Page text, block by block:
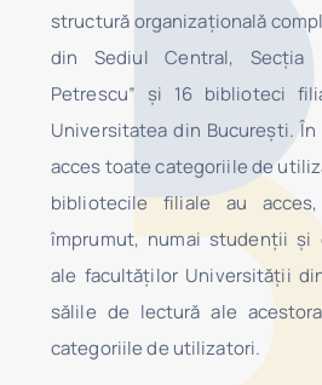
structură organizaţională
din Sediul Central, Secţia
Petrescu” şi 16 biblioteci
Universitatea din Bucureşti.
acces toate categoriile de
bibliotecile filiale au
împrumut, numai studenţii şi
ale facultăților Universității
sălile de lectură ale
categoriile de utilizatori.